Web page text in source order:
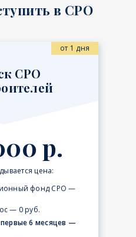
в СРО
от 1 дня
СРО
р.
цена:
фонд СРО —
— 0 руб.
6 месяцев —